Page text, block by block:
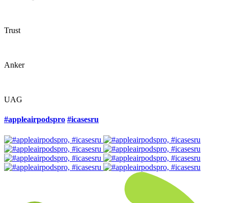
Trust
Anker
UAG
#appleairpodspro #icasesru